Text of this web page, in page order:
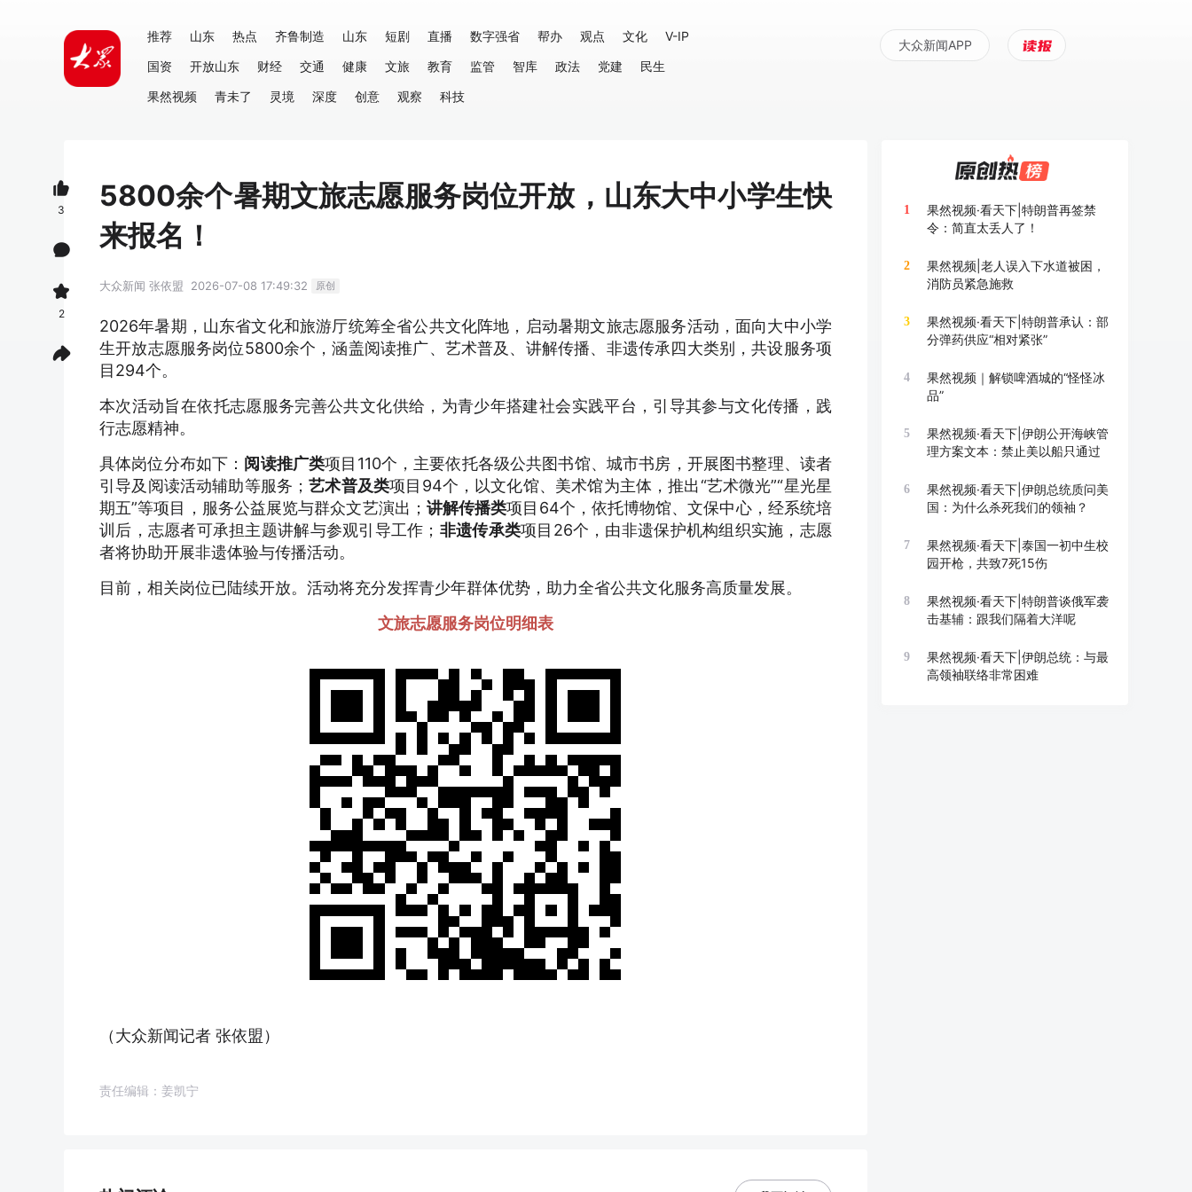
推荐 山东 热点 齐鲁制造 山东 短剧 直播 数字强省 帮办 观点 文化
V-IP
国资
开放山东 财经 交通 健康 文旅 教育 监管 智库 政法 党建
民生
果然视频
青未了 灵境 深度 创意 观察 科技
大众新闻APP
5800余个暑期文旅志愿服务岗位开放，山东大中小学生快
来报名！
大众新闻 张依盟 2026-07-08 17:49:32 原创
2026年暑期，山东省文化和旅游厅统筹全省公共文化阵地，启动暑期文旅志愿服务活动，面向大中小学
生开放志愿服务岗位5800余个，涵盖阅读推广、艺术普及、讲解传播、非遗传承四大类别，共设服务项
目294个。
本次活动旨在依托志愿服务完善公共文化供给，为青少年搭建社会实践平台，引导其参与文化传播，践
行志愿精神。
具体岗位分布如下： 阅读推广类项目110个，主要依托各级公共图书馆、城市书房，开展图书整理、读者
引导及阅读活动辅助等服务；艺术普及类项目94个，以文化馆、美术馆为主体，推出“艺术微光”“星光星
期五”等项目，服务公益展览与群众文艺演出； 讲解传播类项目64个，依托博物馆、文保中心，经系统培
训后，志愿者可承担主题讲解与参观引导工作； 非遗传承类项目26个，由非遗保护机构组织实施，志愿
者将协助开展非遗体验与传播活动。
目前，相关岗位已陆续开放。活动将充分发挥青少年群体优势，助力全省公共文化服务高质量发展。
文旅志愿服务岗位明细表
（大众新闻记者 张依盟）
责任编辑：姜凯宁
3
2
1
果然视频·看天下|特朗普再签禁
令：简直太丢人了！
2
果然视频|老人误入下水道被困，
消防员紧急施救
3
果然视频·看天下|特朗普承认：部
分弹药供应“相对紧张”
4
果然视频｜解锁啤酒城的“怪怪冰
品”
5
果然视频·看天下|伊朗公开海峡管
理方案文本：禁止美以船只通过
6
果然视频·看天下|伊朗总统质问美
国：为什么杀死我们的领袖？
7
果然视频·看天下|泰国一初中生校
园开枪，共致7死15伤
8
果然视频·看天下|特朗普谈俄军袭
击基辅：跟我们隔着大洋呢
9
果然视频·看天下|伊朗总统：与最
高领袖联络非常困难